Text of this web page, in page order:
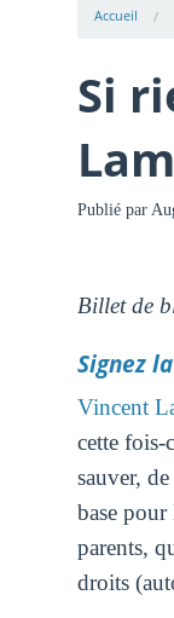
Accueil
Si
Publié par
Billet de
Signez
Vincent
cette fois-
sauver,
base
parents,
droits